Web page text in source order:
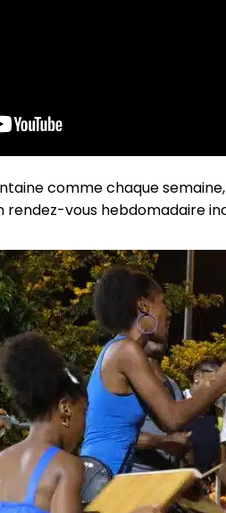
comme chaque semaine,
rendez-vous hebdomadaire